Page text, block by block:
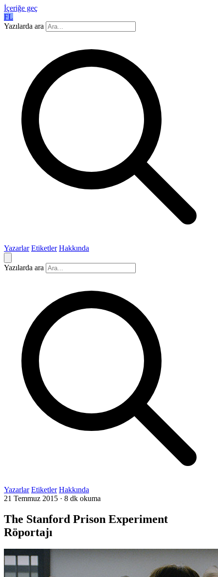
İçeriğe geç
FL
Yazılarda ara
Yazarlar Etiketler Hakkında
Yazılarda ara
Yazarlar Etiketler Hakkında
21 Temmuz 2015 · 8 dk okuma
The Stanford Prison Experiment
Röportajı